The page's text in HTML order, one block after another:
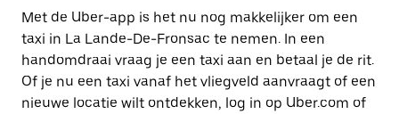
Met de Uber-app is het nu nog makkelijker om een
taxi in La Lande-De-Fronsac te nemen. In een
handomdraai vraag je een taxi aan en betaal je de rit.
Of je nu een taxi vanaf het vliegveld aanvraagt of een
nieuwe locatie wilt ontdekken, log in op Uber.com of